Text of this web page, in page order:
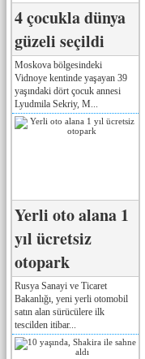
4 çocukla dünya
güzeli seçildi
Moskova bölgesindeki
Vidnoye kentinde yaşayan 39
yaşındaki dört çocuk annesi
Lyudmila Sekriy, M...
Yerli oto alana 1
yıl ücretsiz
otopark
Rusya Sanayi ve Ticaret
Bakanlığı, yeni yerli otomobil
satın alan sürücülere ilk
tescilden itibar...